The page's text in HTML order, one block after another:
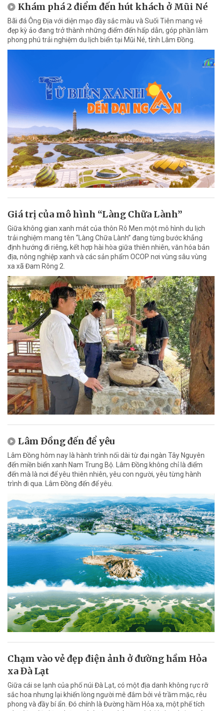
Khám phá 2 điểm đến hút khách ở Mũi Né
Bãi đá Ông Địa với diện mạo đầy sắc màu và Suối Tiên mang vẻ
đẹp kỳ ảo đang trở thành những điểm đến hấp dẫn, góp phần làm
phong phú trải nghiệm du lịch biển tại Mũi Né, tỉnh Lâm Đồng.
Giá trị của mô hình “Làng Chữa Lành”
Giữa không gian xanh mát của thôn Rô Men một mô hình du lịch
trải nghiệm mang tên “Làng Chữa Lành” đang từng bước khẳng
định hướng đi riêng, kết hợp hài hòa giữa thiên nhiên, văn hóa bản
địa, nông nghiệp xanh và các sản phẩm OCOP nơi vùng sâu vùng
xa xã Đam Rông 2.
Lâm Đồng đến để yêu
Lâm Đồng hôm nay là hành trình nối dài từ đại ngàn Tây Nguyên
đến miền biển xanh Nam Trung Bộ. Lâm Đồng không chỉ là điểm
đến mà là nơi để yêu thiên nhiên, yêu con người, yêu từng hành
trình đi qua. Lâm Đồng đến để yêu.
Chạm vào vẻ đẹp điện ảnh ở đường hầm Hỏa
xa Đà Lạt
Giữa cái se lạnh của phố núi Đà Lạt, có một địa danh không rực rỡ
sắc hoa nhưng lại khiến lòng người mê đắm bởi vẻ trầm mặc, rêu
phong và đầy bí ẩn. Đó chính là Đường hầm Hỏa xa, một phế tích